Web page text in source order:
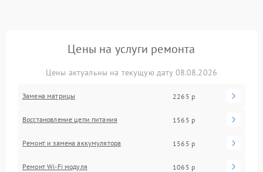
Цены на услуги ремонта
Цены актуальны на текущую дату 08.08.2026
Замена матрицы 2265 р
Восстановление цепи питания 1565 р
Ремонт и замена аккумулятора 1565 р
Ремонт Wi-Fi модуля 1065 р